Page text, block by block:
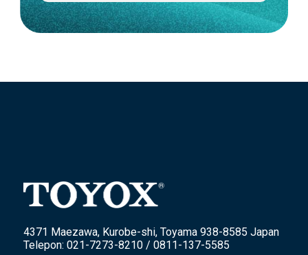
4371 Maezawa, Kurobe-shi, Toyama 938-8585 Japan
Telepon: 021-7273-8210 / 0811-137-5585